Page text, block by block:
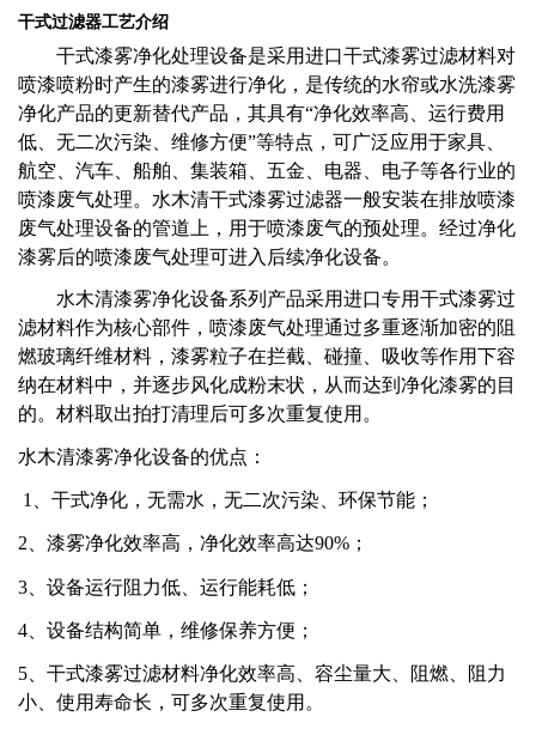
干式过滤器工艺介绍
干式漆雾净化处理设备是采用进口干式漆雾过滤材料对
喷漆喷粉时产生的漆雾进行净化，是传统的水帘或水洗漆雾
净化产品的更新替代产品，其具有“净化效率高、运行费用
低、无二次污染、维修方便”等特点，可广泛应用于家具、
航空、汽车、船舶、集装箱、五金、电器、电子等各行业的
喷漆废气处理。水木清干式漆雾过滤器一般安装在排放喷漆
废气处理设备的管道上，用于喷漆废气的预处理。经过净化
漆雾后的喷漆废气处理可进入后续净化设备。
水木清漆雾净化设备系列产品采用进口专用干式漆雾过
滤材料作为核心部件，喷漆废气处理通过多重逐渐加密的阻
燃玻璃纤维材料，漆雾粒子在拦截、碰撞、吸收等作用下容
纳在材料中，并逐步风化成粉末状，从而达到净化漆雾的目
的。材料取出拍打清理后可多次重复使用。
水木清漆雾净化设备的优点：
1 、干式净化，无需水，无二次污染、环保节能；
2 、漆雾净化效率高，净化效率高达90% ；
3 、设备运行阻力低、运行能耗低；
4 、设备结构简单，维修保养方便；
5 、干式漆雾过滤材料净化效率高、容尘量大、阻燃、阻力
小、使用寿命长，可多次重复使用。